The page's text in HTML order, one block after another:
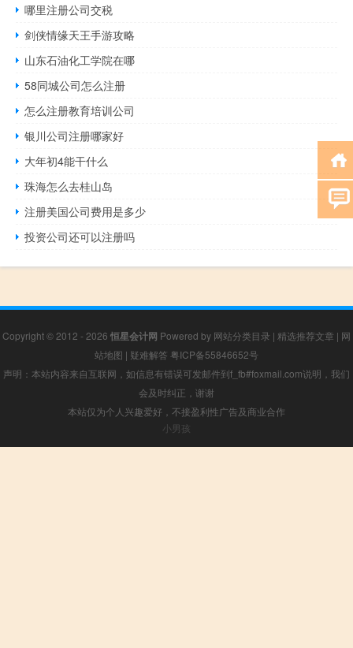
哪里注册公司交税
剑侠情缘天王手游攻略
山东石油化工学院在哪
58同城公司怎么注册
怎么注册教育培训公司
银川公司注册哪家好
大年初4能干什么
珠海怎么去桂山岛
注册美国公司费用是多少
投资公司还可以注册吗
Copyright © 2012 - 2026 恒星会计网 Powered by 网站分类目录 | 精选推荐文章 | 网
站地图 | 疑难解答 粤ICP备55846652号
声明：本站内容来自互联网，如信息有错误可发邮件到f_fb#foxmail.com说明，我们
会及时纠正，谢谢
本站仅为个人兴趣爱好，不接盈利性广告及商业合作
小男孩